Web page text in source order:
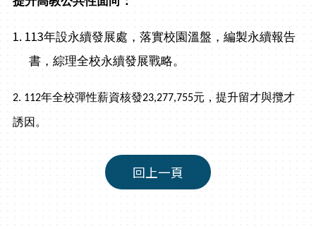
1. 113年設永續發展處，落實校園溫盤，編製永續報告
書，綜理全校永續發展戰略。
2. 112年全校彈性薪資核發23,277,755元，提升留才與攬才
誘因。
回上一頁